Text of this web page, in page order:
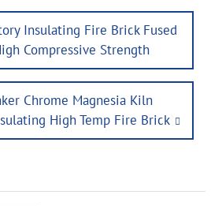
Insulating Fire Brick Fused
Compressive Strength
Chrome Magnesia Kiln
High Temp Fire Brick